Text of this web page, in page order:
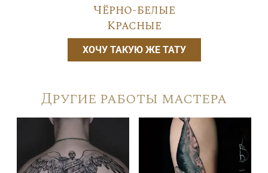
Чёрно-белые
Красные
ХОЧУ ТАКУЮ ЖЕ ТАТУ
Другие работы мастера